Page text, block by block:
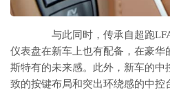
与此同时，传承自超跑
仪表盘在新车上也有配备，在豪华
斯特有的未来感。此外，新车的中
致的按键布局和突出环绕感的中控